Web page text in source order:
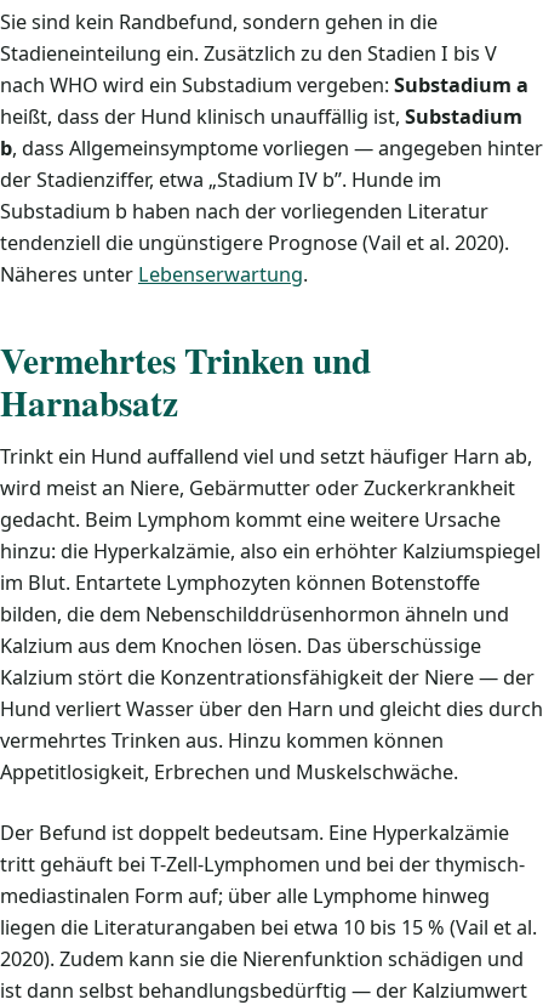
Sie sind kein Randbefund, sondern gehen in die
Stadieneinteilung ein. Zusätzlich zu den Stadien I bis V
nach WHO wird ein Substadium vergeben: Substadium a
heißt, dass der Hund klinisch unauffällig ist, Substadium
b, dass Allgemeinsymptome vorliegen — angegeben hinter
der Stadienziffer, etwa „Stadium IV b”. Hunde im
Substadium b haben nach der vorliegenden Literatur
tendenziell die ungünstigere Prognose (Vail et al. 2020).
Näheres unter Lebenserwartung.
Vermehrtes Trinken und
Harnabsatz
Trinkt ein Hund auffallend viel und setzt häufiger Harn ab,
wird meist an Niere, Gebärmutter oder Zuckerkrankheit
gedacht. Beim Lymphom kommt eine weitere Ursache
hinzu: die Hyperkalzämie, also ein erhöhter Kalziumspiegel
im Blut. Entartete Lymphozyten können Botenstoffe
bilden, die dem Nebenschilddrüsenhormon ähneln und
Kalzium aus dem Knochen lösen. Das überschüssige
Kalzium stört die Konzentrationsfähigkeit der Niere — der
Hund verliert Wasser über den Harn und gleicht dies durch
vermehrtes Trinken aus. Hinzu kommen können
Appetitlosigkeit, Erbrechen und Muskelschwäche.
Der Befund ist doppelt bedeutsam. Eine Hyperkalzämie
tritt gehäuft bei T-Zell-Lymphomen und bei der thymisch-
mediastinalen Form auf; über alle Lymphome hinweg
liegen die Literaturangaben bei etwa 10 bis 15 % (Vail et al.
2020). Zudem kann sie die Nierenfunktion schädigen und
ist dann selbst behandlungsbedürftig — der Kalziumwert